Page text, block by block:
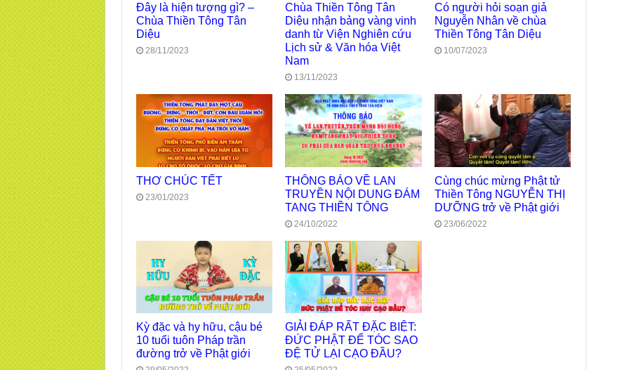
Đây là hiện tượng gì? –
Chùa Thiền Tông Tân
Diệu
28/11/2023
Chùa Thiền Tông Tân
Diệu nhận bảng vàng vinh
danh từ Viện Nghiên cứu
Lịch sử & Văn hóa Việt
Nam
13/11/2023
Có người hỏi soạn giả
Nguyễn Nhân về chùa
Thiền Tông Tân Diệu
10/07/2023
THƠ CHÚC TẾT
23/01/2023
THÔNG BÁO VỀ LAN
TRUYỀN NỘI DUNG ĐÁM
TANG THIỀN TÔNG
24/10/2022
Cùng chúc mừng Phật tử
Thiền Tông NGUYỄN THỊ
DƯỠNG trở về Phật giới
23/06/2022
Kỳ đặc và hy hữu, cậu bé
10 tuổi tuôn Pháp trần
đường trở về Phật giới
GIẢI ĐÁP RẤT ĐẶC BIỆT:
ĐỨC PHẬT ĐỂ TÓC SAO
ĐỆ TỬ LẠI CẠO ĐẦU?